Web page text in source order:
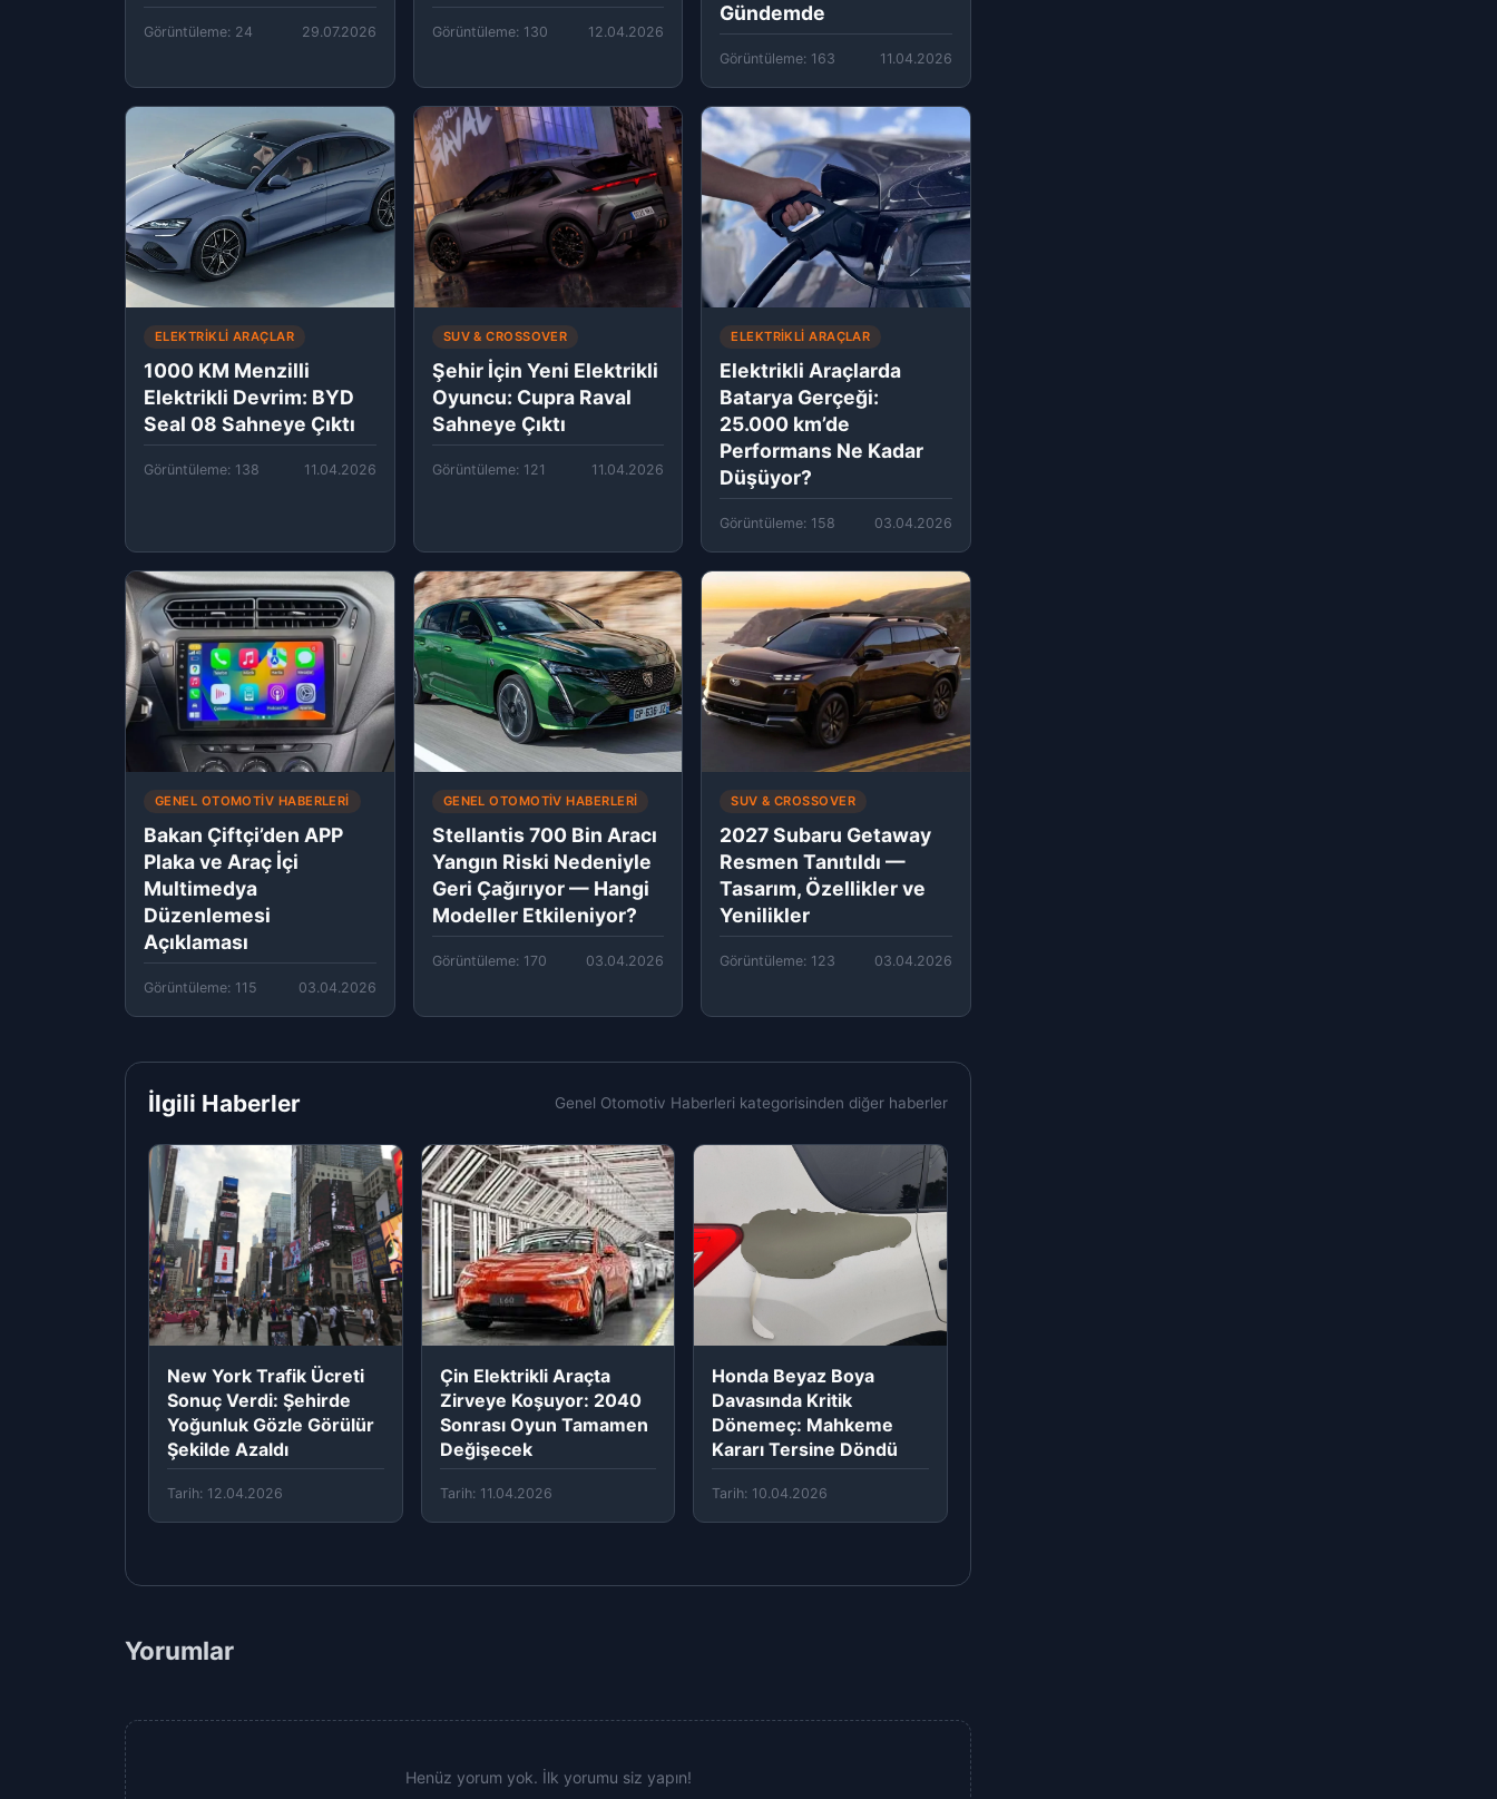
Görüntüleme: 24 29.07.2026 Görüntüleme: 130 12.04.2026
Gündemde
Görüntüleme: 163 11.04.2026
ELEKTRIKLI ARAÇLAR
1000 KM Menzilli
Elektrikli Devrim: BYD
Seal 08 Sahneye Çıktı
Görüntüleme: 138 11.04.2026
SUV & CROSSOVER
Şehir İçin Yeni Elektrikli
Oyuncu: Cupra Raval
Sahneye Çıktı
Görüntüleme: 121 11.04.2026
ELEKTRIKLI ARAÇLAR
Elektrikli Araçlarda
Batarya Gerçeği:
25.000 km’de
Performans Ne Kadar
Düşüyor?
Görüntüleme: 158 03.04.2026
GENEL OTOMOTIV HABERLERI
Bakan Çiftçi’den APP
Plaka ve Araç İçi
Multimedya
Düzenlemesi
Açıklaması
Görüntüleme: 115 03.04.2026
GENEL OTOMOTIV HABERLERI
Stellantis 700 Bin Aracı
Yangın Riski Nedeniyle
Geri Çağırıyor — Hangi
Modeller Etkileniyor?
Görüntüleme: 170 03.04.2026
SUV & CROSSOVER
2027 Subaru Getaway
Resmen Tanıtıldı —
Tasarım, Özellikler ve
Yenilikler
Görüntüleme: 123 03.04.2026
İlgili Haberler Genel Otomotiv Haberleri kategorisinden diğer haberler
New York Trafik Ücreti
Sonuç Verdi: Şehirde
Yoğunluk Gözle Görülür
Şekilde Azaldı
Tarih: 12.04.2026
Çin Elektrikli Araçta
Zirveye Koşuyor: 2040
Sonrası Oyun Tamamen
Değişecek
Tarih: 11.04.2026
Honda Beyaz Boya
Davasında Kritik
Dönemeç: Mahkeme
Kararı Tersine Döndü
Tarih: 10.04.2026
Yorumlar
Henüz yorum yok. İlk yorumu siz yapın!